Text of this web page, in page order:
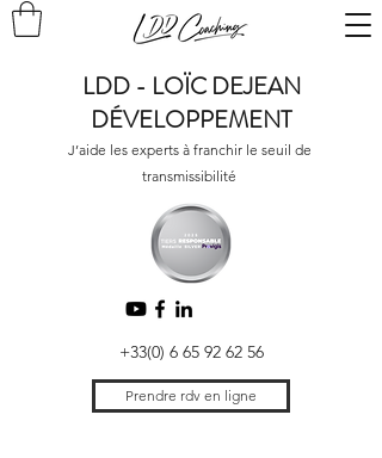
Prendre rdv en ligne
+33(0) 6 65 92 62 56
LDD - LOÏC DEJEAN
DÉVELOPPEMENT
J’aide les experts à franchir le seuil de
transmissibilité